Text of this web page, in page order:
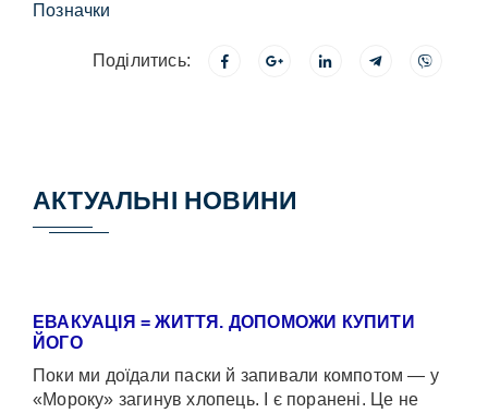
Позначки
Поділитись:
АКТУАЛЬНІ НОВИНИ
ЕВАКУАЦІЯ = ЖИТТЯ. ДОПОМОЖИ КУПИТИ
ЙОГО
Поки ми доїдали паски й запивали компотом — у
«Мороку» загинув хлопець. І є поранені. Це не